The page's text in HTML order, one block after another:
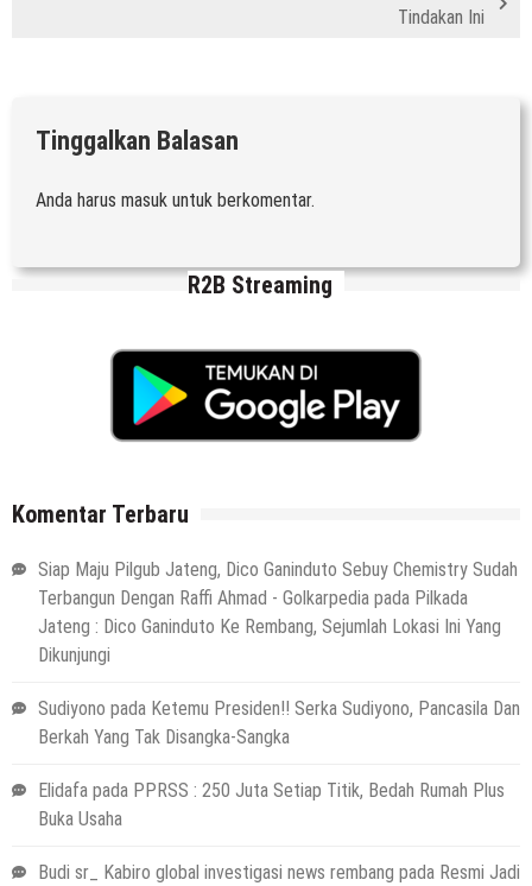
Tindakan Ini
Tinggalkan Balasan
Anda harus masuk untuk berkomentar.
R2B Streaming
Komentar Terbaru
Siap Maju Pilgub Jateng, Dico Ganinduto Sebuy Chemistry Sudah
Terbangun Dengan Raffi Ahmad - Golkarpedia pada Pilkada
Jateng : Dico Ganinduto Ke Rembang, Sejumlah Lokasi Ini Yang
Dikunjungi
Sudiyono pada Ketemu Presiden!! Serka Sudiyono, Pancasila Dan
Berkah Yang Tak Disangka-Sangka
Elidafa pada PPRSS : 250 Juta Setiap Titik, Bedah Rumah Plus
Buka Usaha
Budi sr_ Kabiro global investigasi news rembang pada Resmi Jadi